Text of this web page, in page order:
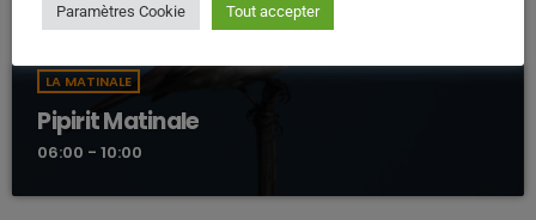
LA MATINALE
Pipirit Matinale
06:00 - 10:00
Paramètres Cookie Tout accepter